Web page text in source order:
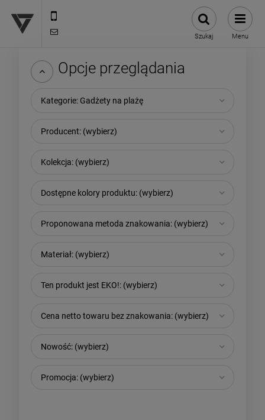
Szukaj Menu
Opcje przeglądania
Kategorie: Gadżety na plażę
Producent: (wybierz)
Kolekcja: (wybierz)
Dostępne kolory produktu: (wybierz)
Proponowana metoda znakowania: (wybierz)
Materiał: (wybierz)
Ten produkt jest EKO!: (wybierz)
Cena netto towaru bez znakowania: (wybierz)
Nowość: (wybierz)
Promocja: (wybierz)